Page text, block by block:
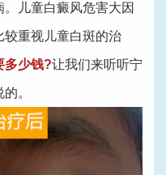
儿童白癜风危害大因
较重视儿童白斑的治
多少钱?让我们来听听宁
。